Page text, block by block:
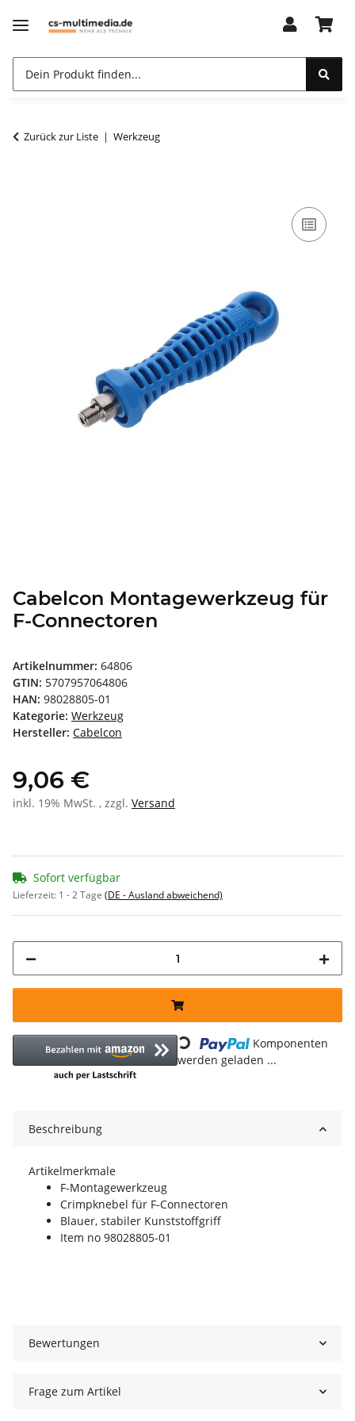
Zurück zur Liste Werkzeug
Cabelcon Montagewerkzeug für
F-Connectoren
Artikelnummer: 64806
GTIN: 5707957064806
HAN: 98028805-01
Kategorie: Werkzeug
Hersteller: Cabelcon
9,06 €
inkl. 19% MwSt. , zzgl. Versand
Sofort verfügbar
Lieferzeit: 1 - 2 Tage (DE - Ausland abweichend)
Loading...
Komponenten
werden geladen ...
Beschreibung
Artikelmerkmale
F-Montagewerkzeug
Crimpknebel für F-Connectoren
Blauer, stabiler Kunststoffgriff
Item no 98028805-01
Bewertungen
Frage zum Artikel